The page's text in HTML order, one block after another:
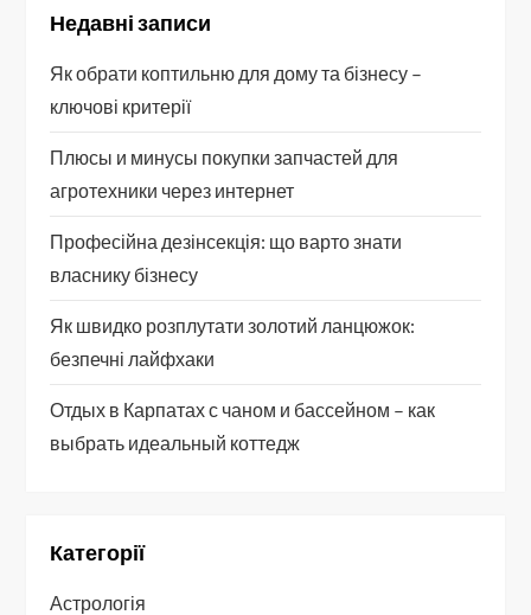
Недавні записи
Як обрати коптильню для дому та бізнесу –
ключові критерії
Плюсы и минусы покупки запчастей для
агротехники через интернет
Професійна дезінсекція: що варто знати
власнику бізнесу
Як швидко розплутати золотий ланцюжок:
безпечні лайфхаки
Отдых в Карпатах с чаном и бассейном – как
выбрать идеальный коттедж
Категорії
Астрологія